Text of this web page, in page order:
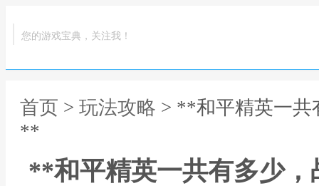
您的游戏宝典，关注我！
首页 > 玩法攻略 > **和平精英一共
**
**和平精英一共有多少